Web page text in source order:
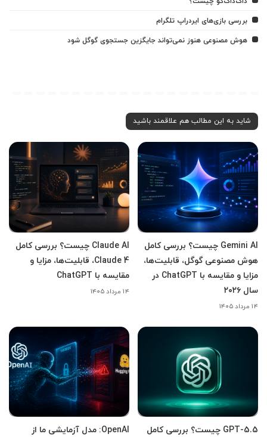
بررسی بازی‌های ایردراپ تلگرام
هوش مصنوعی هنوز نمی‌تواند جایگزین جستجوی گوگل شود
شاید به این مطالب هم علاقمند باشید
Gemini AI چیست؟ بررسی کامل
هوش مصنوعی گوگل، قابلیت‌ها،
مزایا و مقایسه با ChatGPT در
سال ۲۰۲۶
۱۴ مرداد ۱۴۰۵
Claude AI چیست؟ بررسی کامل
Claude 4، قابلیت‌ها، مزایا و
مقایسه با ChatGPT
۱۴ مرداد ۱۴۰۵
GPT-5.5 چیست؟ بررسی کامل
OpenAI: مدل آزمایشی ما از